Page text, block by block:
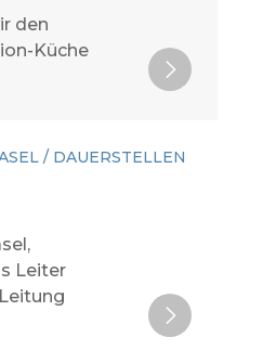
den
Küche
/ DAUERSTELLEN
Leiter